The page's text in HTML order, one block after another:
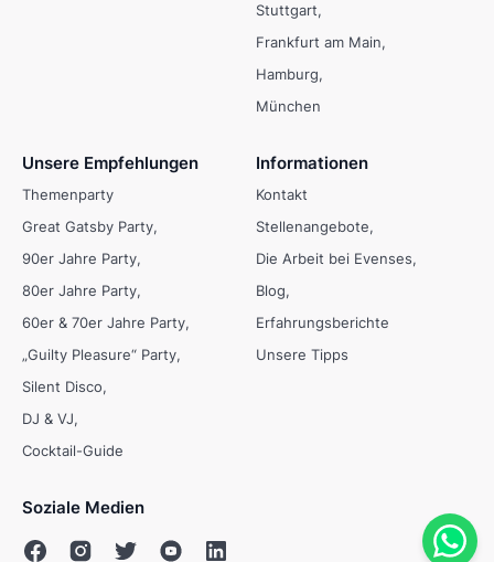
Stuttgart
Frankfurt am Main
Hamburg
München
Unsere Empfehlungen
Themenparty
Great Gatsby Party
90er Jahre Party
80er Jahre Party
60er & 70er Jahre Party
„Guilty Pleasure“ Party
Silent Disco
DJ & VJ
Cocktail-Guide
Informationen
Kontakt
Stellenangebote
Die Arbeit bei Evenses
Blog
Erfahrungsberichte
Unsere Tipps
Soziale Medien